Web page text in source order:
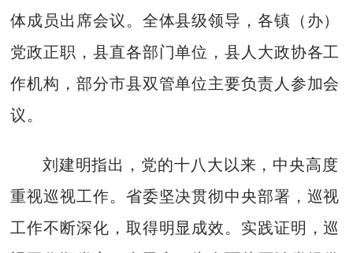
体成员出席会议。全体县级领导，各镇（办）
党政正职，县直各部门单位，县人大政协各工
作机构，部分市县双管单位主要负责人参加会
议。
刘建明指出，党的十八大以来，中央高度
重视巡视工作。省委坚决贯彻中央部署，巡视
工作不断深化，取得明显成效。实践证明，巡